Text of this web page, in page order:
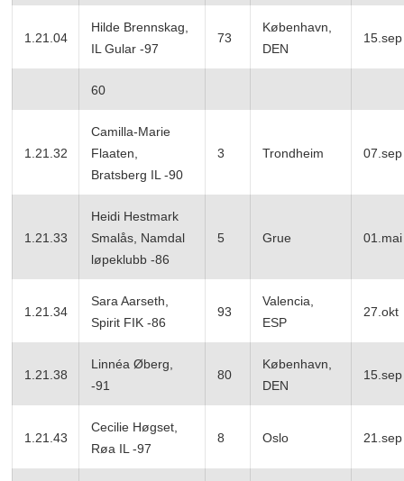
1.21.04
Hilde Brennskag,
IL Gular -97
73
København,
DEN
15.sep
60
1.21.32
Camilla-Marie
Flaaten,
Bratsberg IL -90
3 Trondheim 07.sep
1.21.33
Heidi Hestmark
Smalås, Namdal
løpeklubb -86
5 Grue 01.mai
1.21.34
Sara Aarseth,
Spirit FIK -86
93
Valencia,
ESP
27.okt
1.21.38
Linnéa Øberg,
-91
80
København,
DEN
15.sep
1.21.43
Cecilie Høgset,
Røa IL -97
8 Oslo 21.sep